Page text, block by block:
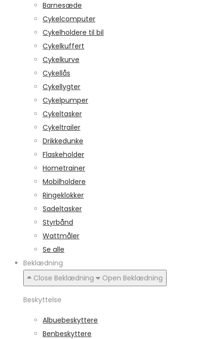
Barnesæde
Cykelcomputer
Cykelholdere til bil
Cykelkuffert
Cykelkurve
Cykellås
Cykellygter
Cykelpumper
Cykeltasker
Cykeltrailer
Drikkedunke
Flaskeholder
Hometrainer
Mobilholdere
Ringeklokker
Sadeltasker
Styrbånd
Wattmåler
Se alle
Beklædning
Close Beklædning
Open Beklædning
Beskyttelse
Albuebeskyttere
Benbeskyttere